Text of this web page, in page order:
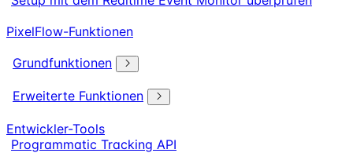
PixelFlow-Funktionen
Grundfunktionen
Erweiterte Funktionen
Entwickler-Tools
Programmatic Tracking API